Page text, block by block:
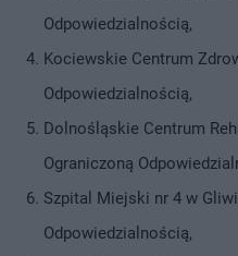
Odpowiedzialnością,
Kociewskie Centrum
Odpowiedzialnością,
Dolnośląskie Centrum
Ograniczoną
Szpital Miejski nr 4 w
Odpowiedzialnością,